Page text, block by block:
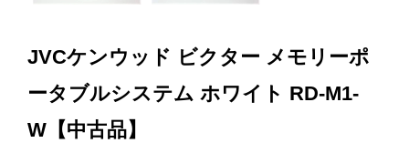
JVCケンウッド ビクター メモリーポ
ータブルシステム ホワイト RD-M1-
W【中古品】